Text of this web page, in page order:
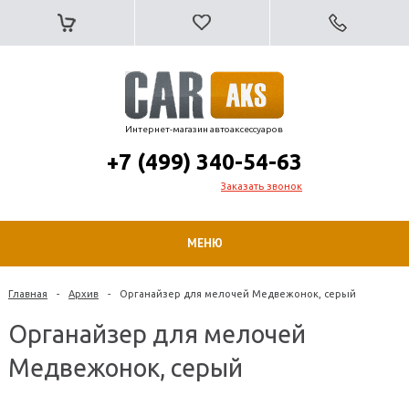
Интернет-магазин автоаксессуаров
+7 (499) 340-54-63
Заказать звонок
МЕНЮ
Главная - Архив - Органайзер для мелочей Медвежонок, серый
Органайзер для мелочей
Медвежонок, серый